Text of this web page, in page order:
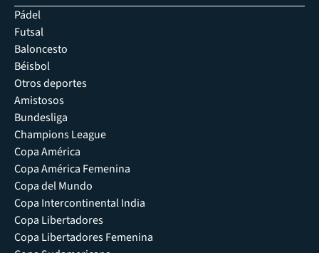
Pádel
Futsal
Baloncesto
Béisbol
Otros deportes
Amistosos
Bundesliga
Champions League
Copa América
Copa América Femenina
Copa del Mundo
Copa Intercontinental India
Copa Libertadores
Copa Libertadores Femenina